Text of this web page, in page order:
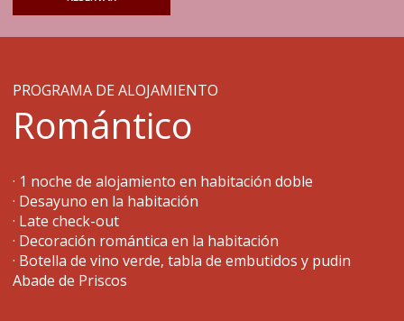
PROGRAMA DE ALOJAMIENTO
Romántico
· 1 noche de alojamiento en habitación doble
· Desayuno en la habitación
· Late check-out
· Decoración romántica en la habitación
· Botella de vino verde, tabla de embutidos y pudin
Abade de Priscos